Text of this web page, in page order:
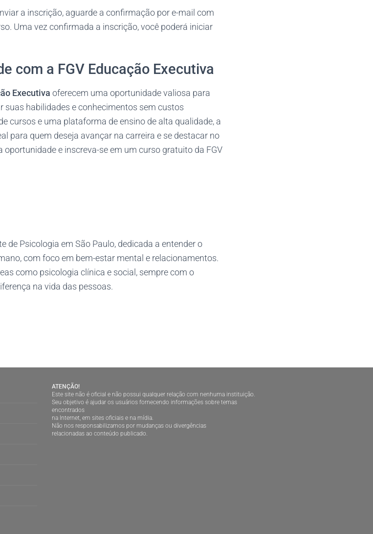
a inscrição, aguarde a confirmação por e-mail com
Uma vez confirmada a inscrição, você poderá iniciar
com a FGV Educação Executiva
Executiva oferecem uma oportunidade valiosa para
habilidades e conhecimentos sem custos
cursos e uma plataforma de ensino de alta qualidade, a
para quem deseja avançar na carreira e se destacar no
e inscreva-se em um curso gratuito da FGV
de Psicologia em São Paulo, dedicada a entender o
com foco em bem-estar mental e relacionamentos.
como psicologia clínica e social, sempre com o
na vida das pessoas.
ATENÇÃO!
Este site não é oficial e não possui qualquer relação com nenhuma instituição.
Seu objetivo é ajudar os usuários fornecendo informações sobre temas
encontrados
na Internet, em sites oficiais e na mídia.
Não nos responsabilizamos por mudanças ou divergências
relacionadas ao conteúdo publicado.